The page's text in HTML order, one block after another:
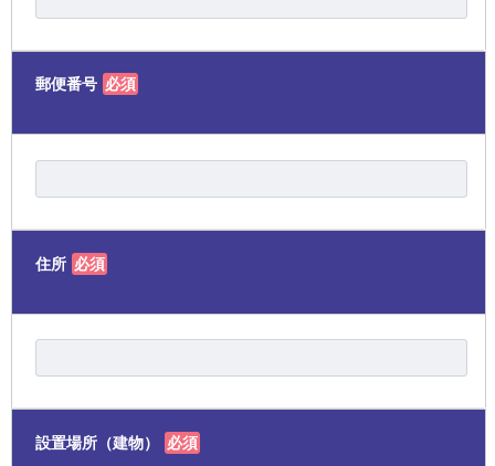
郵便番号 必須
住所 必須
設置場所（建物） 必須